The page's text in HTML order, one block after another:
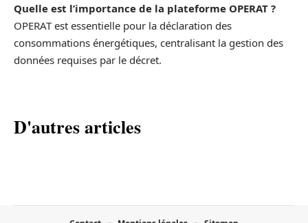
Quelle est l’importance de la plateforme OPERAT ?
OPERAT est essentielle pour la déclaration des
consommations énergétiques, centralisant la gestion des
données requises par le décret.
D'autres articles